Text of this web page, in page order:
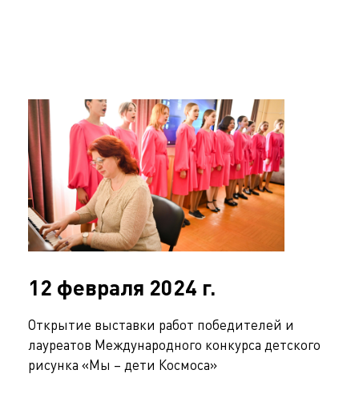
12 февраля 2024 г.
Открытие выставки работ победителей и
лауреатов Международного конкурса детского
рисунка «Мы – дети Космоса»